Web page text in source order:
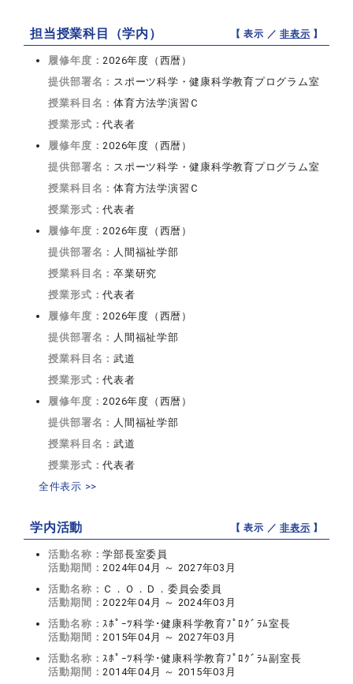
担当授業科目（学内） 【 表示 ／非表示 】
履修年度：2026年度（西暦）
提供部署名： スポーツ科学・健康科学教育プログラム室
授業科目名：体育方法学演習Ｃ
授業形式：代表者
履修年度：2026年度（西暦）
提供部署名： スポーツ科学・健康科学教育プログラム室
授業科目名：体育方法学演習Ｃ
授業形式：代表者
履修年度：2026年度（西暦）
提供部署名： 人間福祉学部
授業科目名：卒業研究
授業形式：代表者
履修年度：2026年度（西暦）
提供部署名： 人間福祉学部
授業科目名：武道
授業形式：代表者
履修年度：2026年度（西暦）
提供部署名： 人間福祉学部
授業科目名：武道
授業形式：代表者
全件表示 >>
学内活動 【 表示 ／非表示 】
活動名称：学部長室委員
活動期間：2024年04月 ～ 2027年03月
活動名称： Ｃ．Ｏ．Ｄ．委員会委員
活動期間：2022年04月 ～ 2024年03月
活動名称：ｽﾎﾟｰﾂ科学･健康科学教育ﾌﾟﾛｸﾞﾗﾑ室長
活動期間：2015年04月 ～ 2027年03月
活動名称：ｽﾎﾟｰﾂ科学･健康科学教育ﾌﾟﾛｸﾞﾗﾑ副室長
活動期間：2014年04月 ～ 2015年03月